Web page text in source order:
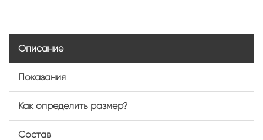
Описание
Показания
Как определить размер?
Состав